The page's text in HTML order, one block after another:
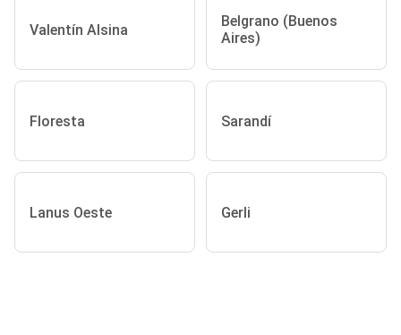
Valentín Alsina
Belgrano (Buenos
Aires)
Floresta Sarandí
Lanus Oeste Gerli